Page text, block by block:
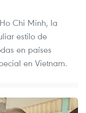
Chi Minh, la
estilo de
en países
en Vietnam.